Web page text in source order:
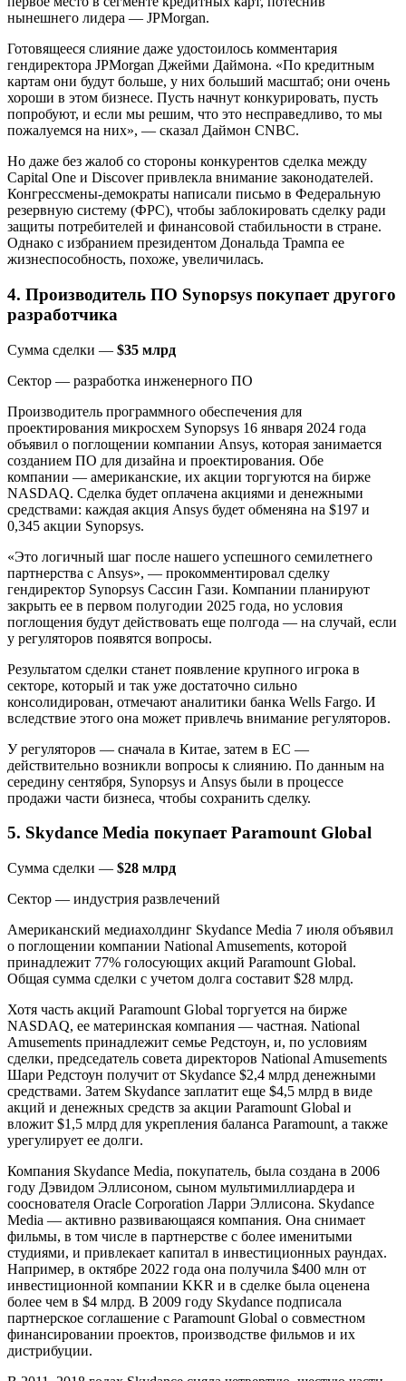
нынешнего лидера — JPMorgan.
Готовящееся слияние даже удостоилось комментария
гендиректора JPMorgan Джейми Даймона. «По кредитным
картам они будут больше, у них больший масштаб; они очень
хороши в этом бизнесе. Пусть начнут конкурировать, пусть
попробуют, и если мы решим, что это несправедливо, то мы
пожалуемся на них», — сказал Даймон CNBC.
Но даже без жалоб со стороны конкурентов сделка между
Capital One и Discover привлекла внимание законодателей.
Конгрессмены-демократы написали письмо в Федеральную
резервную систему (ФРС), чтобы заблокировать сделку ради
защиты потребителей и финансовой стабильности в стране.
Однако с избранием президентом Дональда Трампа ее
жизнеспособность, похоже, увеличилась.
4. Производитель ПО Synopsys покупает другого
разработчика
Сумма сделки — $35 млрд
Сектор — разработка инженерного ПО
Производитель программного обеспечения для
проектирования микросхем Synopsys 16 января 2024 года
объявил о поглощении компании Ansys, которая занимается
созданием ПО для дизайна и проектирования. Обе
компании — американские, их акции торгуются на бирже
NASDAQ. Сделка будет оплачена акциями и денежными
средствами: каждая акция Ansys будет обменяна на $197 и
0,345 акции Synopsys.
«Это логичный шаг после нашего успешного семилетнего
партнерства с Ansys», — прокомментировал сделку
гендиректор Synopsys Сассин Гази. Компании планируют
закрыть ее в первом полугодии 2025 года, но условия
поглощения будут действовать еще полгода — на случай, если
у регуляторов появятся вопросы.
Результатом сделки станет появление крупного игрока в
секторе, который и так уже достаточно сильно
консолидирован, отмечают аналитики банка Wells Fargo. И
вследствие этого она может привлечь внимание регуляторов.
У регуляторов — сначала в Китае, затем в ЕС —
действительно возникли вопросы к слиянию. По данным на
середину сентября, Synopsys и Ansys были в процессе
продажи части бизнеса, чтобы сохранить сделку.
5. Skydance Media покупает Paramount Global
Сумма сделки — $28 млрд
Сектор — индустрия развлечений
Американский медиахолдинг Skydance Media 7 июля объявил
о поглощении компании National Amusements, которой
принадлежит 77% голосующих акций Paramount Global.
Общая сумма сделки с учетом долга составит $28 млрд.
Хотя часть акций Paramount Global торгуется на бирже
NASDAQ, ее материнская компания — частная. National
Amusements принадлежит семье Редстоун, и, по условиям
сделки, председатель совета директоров National Amusements
Шари Редстоун получит от Skydance $2,4 млрд денежными
средствами. Затем Skydance заплатит еще $4,5 млрд в виде
акций и денежных средств за акции Paramount Global и
вложит $1,5 млрд для укрепления баланса Paramount, а также
урегулирует ее долги.
Компания Skydance Media, покупатель, была создана в 2006
году Дэвидом Эллисоном, сыном мультимиллиардера и
сооснователя Oracle Corporation Ларри Эллисона. Skydance
Media — активно развивающаяся компания. Она снимает
фильмы, в том числе в партнерстве с более именитыми
студиями, и привлекает капитал в инвестиционных раундах.
Например, в октябре 2022 года она получила $400 млн от
инвестиционной компании KKR и в сделке была оценена
более чем в $4 млрд. В 2009 году Skydance подписала
партнерское соглашение с Paramount Global о совместном
финансировании проектов, производстве фильмов и их
дистрибуции.